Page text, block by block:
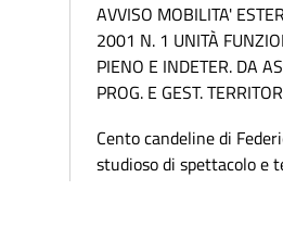
AVVISO MOBILITA'
2001 N. 1 UNITÀ
PIENO E INDETER. DA
PROG. E GEST.
Cento candeline di
studioso di spettacolo e